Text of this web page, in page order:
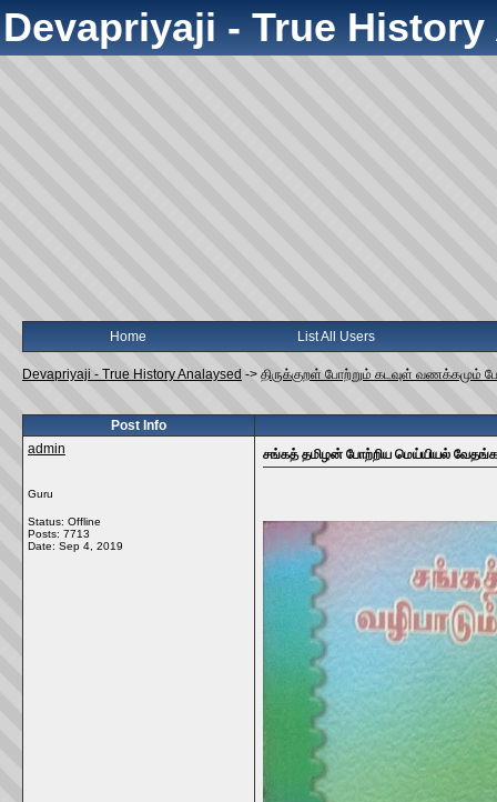
Devapriyaji - True
Home List All Users
Devapriyaji - True History Analaysed -> திருக்குறள் போற்றும் கடவுள் வணக்கமும்
Post Info
admin
Guru
Status: Offline
Posts: 7713
Date: Sep 4, 2019
சங்கத் தமிழன் போற்றிய மெய்யியல்